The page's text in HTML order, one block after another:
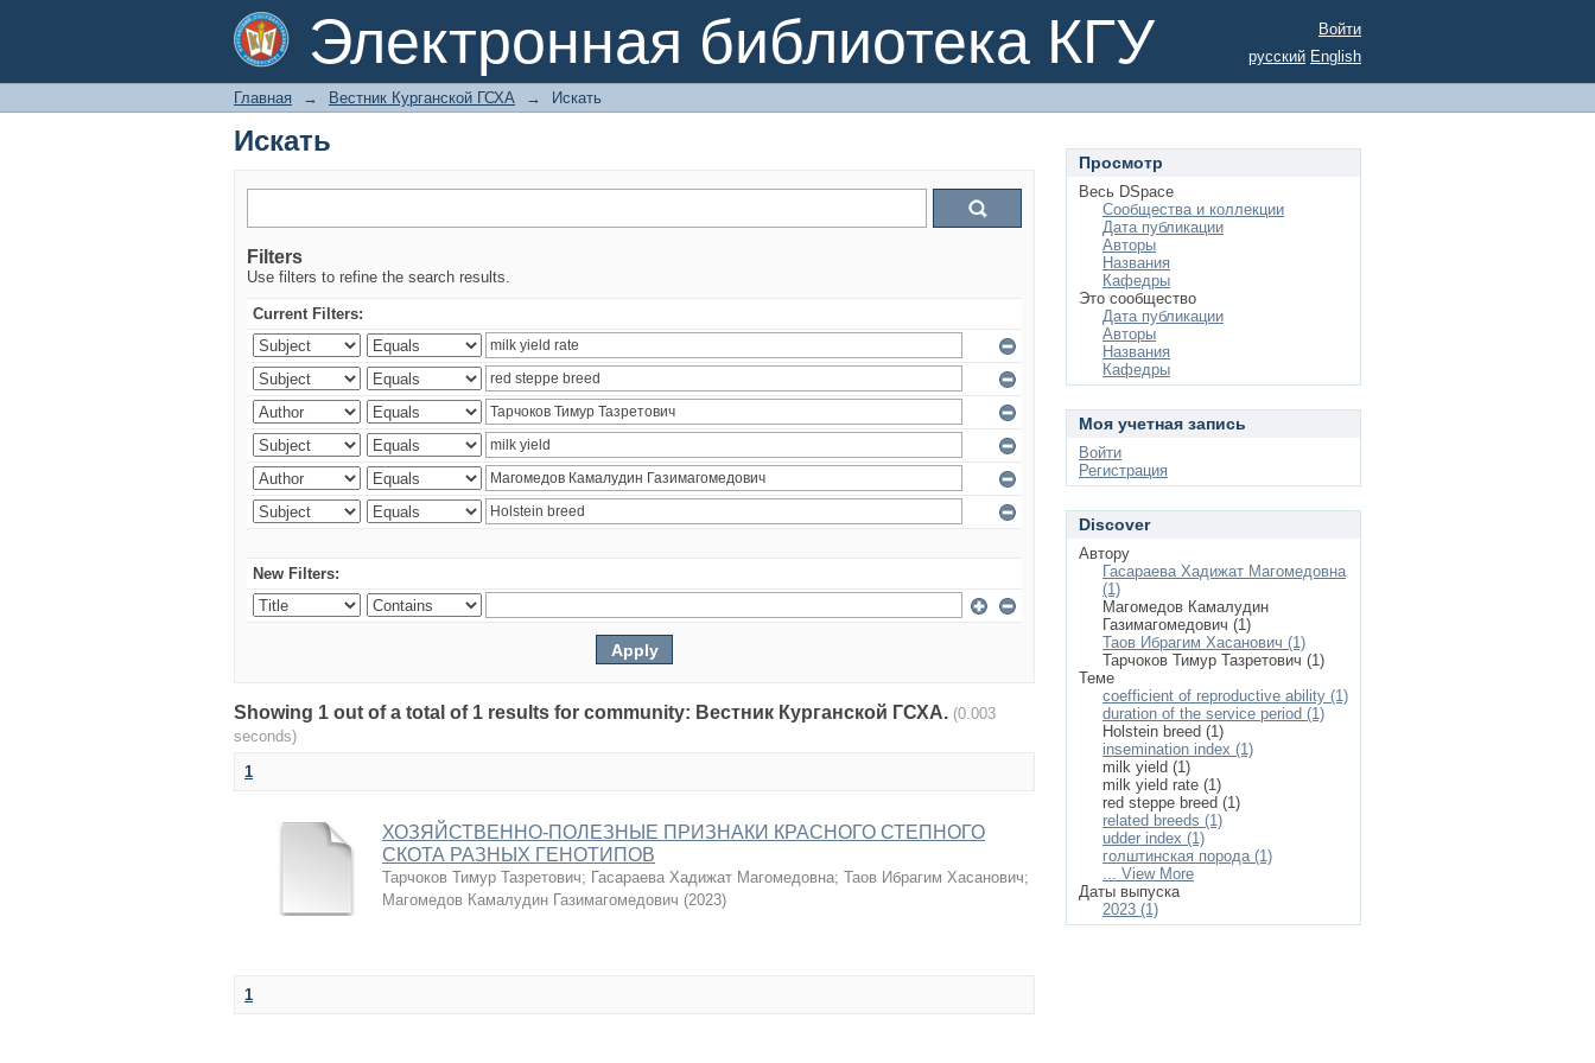
Электронная библиотека КГУ
Искать
Войти
русский English
Главная → Вестник Курганской ГСХА → Искать
Искать
Filters
Use filters to refine the search results.
Current Filters:
New Filters:
Showing 1 out of a total of 1 results for community: Вестник Курганской ГСХА. (0.003
seconds)
1
ХОЗЯЙСТВЕННО-ПОЛЕЗНЫЕ ПРИЗНАКИ КРАСНОГО СТЕПНОГО
СКОТА РАЗНЫХ ГЕНОТИПОВ
Тарчоков Тимур Тазретович; Гасараева Хадижат Магомедовна; Таов Ибрагим Хасанович;
Магомедов Камалудин Газимагомедович (2023)
1
Просмотр
Весь DSpace
Сообщества и коллекции
Дата публикации
Авторы
Названия
Кафедры
Это сообщество
Дата публикации
Авторы
Названия
Кафедры
Моя учетная запись
Войти
Регистрация
Discover
Автору
Гасараева Хадижат Магомедовна
(1)
Магомедов Камалудин
Газимагомедович (1)
Таов Ибрагим Хасанович (1)
Тарчоков Тимур Тазретович (1)
Теме
coefficient of reproductive ability (1)
duration of the service period (1)
Holstein breed (1)
insemination index (1)
milk yield (1)
milk yield rate (1)
red steppe breed (1)
related breeds (1)
udder index (1)
голштинская порода (1)
... View More
Даты выпуска
2023 (1)